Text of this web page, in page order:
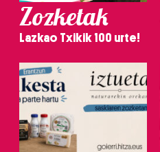
Zozketak
Lazkao Txikik 100 urte!